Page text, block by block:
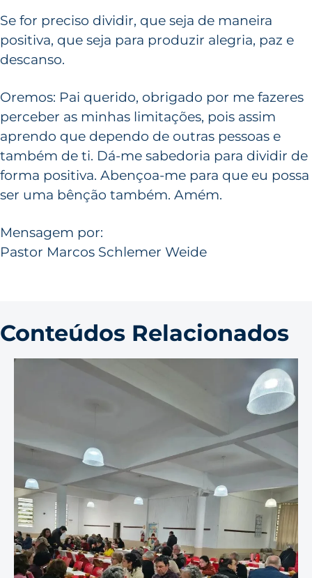
Se for preciso dividir, que seja de maneira
positiva, que seja para produzir alegria, paz e
descanso.
Oremos: Pai querido, obrigado por me fazeres
perceber as minhas limitações, pois assim
aprendo que dependo de outras pessoas e
também de ti. Dá-me sabedoria para dividir de
forma positiva. Abençoa-me para que eu possa
ser uma bênção também. Amém.
Mensagem por:
Pastor Marcos Schlemer Weide
Conteúdos Relacionados